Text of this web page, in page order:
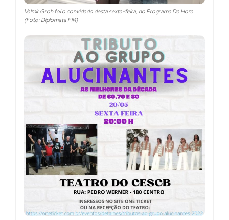
Valmir Groh foi o convidado desta sexta-feira, no Programa Da Hora.
(Foto: Diplomata FM)